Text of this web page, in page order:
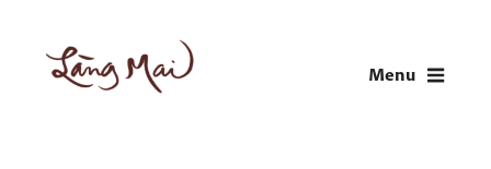
content
Menu